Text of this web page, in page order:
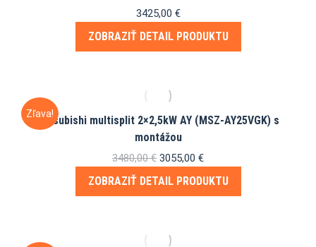
3425,00 €
ZOBRAZIŤ DETAIL PRODUKTU
Zľava!
Mitsubishi multisplit 2×2,5kW AY (MSZ-AY25VGK) s
montážou
3480,00€ Pôvodná
cena
3055,00 €Aktuálna
cena
ZOBRAZIŤ DETAIL PRODUKTU